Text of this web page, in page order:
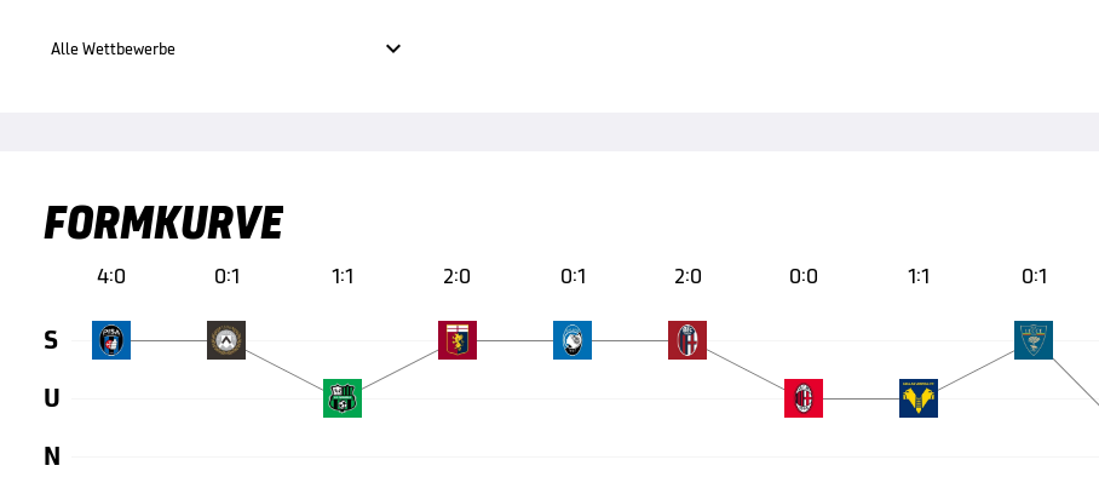
Alle Wettbewerbe 
FORMKURVE
4:0 0:1 1:1 2:0 0:1 2:0 0:0 1:1 0:1
S
U
N